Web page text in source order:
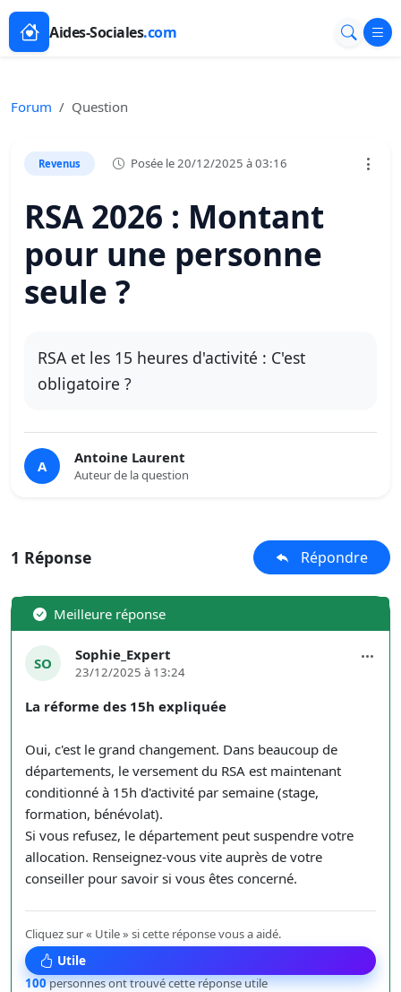
Aides-Sociales.com
Forum Question
Revenus Posée le 20/12/2025 à 03:16
RSA 2026 : Montant
pour une personne
seule ?
RSA et les 15 heures d'activité : C'est
obligatoire ?
A Antoine Laurent
Auteur de la question
1 Réponse Répondre
Meilleure réponse
SO Sophie_Expert
23/12/2025 à 13:24
La réforme des 15h expliquée
Oui, c'est le grand changement. Dans beaucoup de
départements, le versement du RSA est maintenant
conditionné à 15h d'activité par semaine (stage,
formation, bénévolat).
Si vous refusez, le département peut suspendre votre
allocation. Renseignez-vous vite auprès de votre
conseiller pour savoir si vous êtes concerné.
Cliquez sur « Utile » si cette réponse vous a aidé.
Utile
100personnes ont trouvé cette réponse utile